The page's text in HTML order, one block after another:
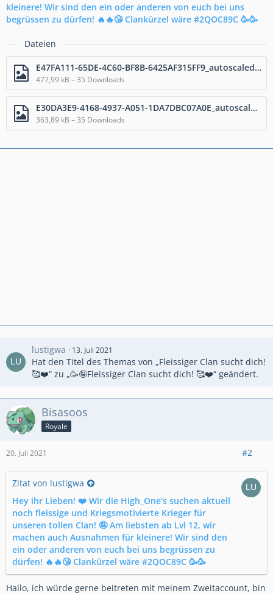
kleinere! Wir sind den ein oder anderen von euch bei uns
begrüssen zu dürfen! 🔥🔥😘 Clankürzel wäre #2QOC89C 🥳🥳
Dateien
E47FA111-65DE-4C60-BF8B-6425AF315FF9_autoscaled.png
477,99 kB – 35 Downloads
E30DA3E9-4168-4937-A051-1DA7DBC07A0E_autoscaled.png
363,89 kB – 35 Downloads
lustigwa 13. Juli 2021
Hat den Titel des Themas von „Fleissiger Clan sucht dich!
🥰❤️“ zu „🥳🤪Fleissiger Clan sucht dich! 🥰❤️“ geändert.
Bisasoos
Royale
20. Juli 2021 #2
Zitat von lustigwa
Hey ihr Lieben! ❤️ Wir die High_One‘s suchen aktuell
noch fleissige und Kriegsmotivierte Krieger für
unseren tollen Clan! 🤪 Am liebsten ab Lvl 12, wir
machen auch Ausnahmen für kleinere! Wir sind den
ein oder anderen von euch bei uns begrüssen zu
dürfen! 🔥🔥😘 Clankürzel wäre #2QOC89C 🥳🥳
Hallo, ich würde gerne beitreten mit meinem Zweitaccount, bin